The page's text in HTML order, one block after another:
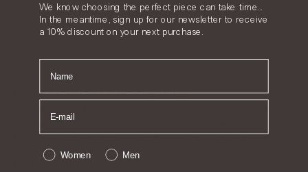
IL NOSTRO PACKAGING
PACKAGING CONSAPEVOLE
la stessa cura che dedichiamo alla sua realizzazione. Usiamo
esclusivamente materiali riciclabili e completamente privi di plastica,
scelti per ridurre l’impatto sull'ambiente. All’interno trovi una dust
bag in cotone riutilizzabile, pensata per proteggere il capo
We know choosing the perfect piece can take time…
In the meantime, sign up for our newsletter to receive
a 10% discount on your next purchase.
NOME
Women Men